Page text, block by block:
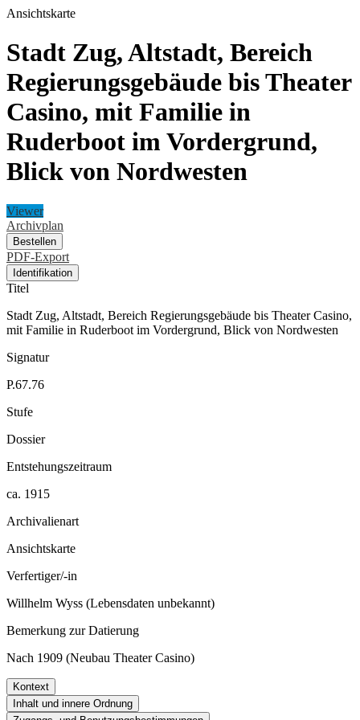
Ansichtskarte
Stadt Zug, Altstadt, Bereich
Regierungsgebäude bis Theater
Casino, mit Familie in
Ruderboot im Vordergrund,
Blick von Nordwesten
Viewer
Archivplan
Bestellen
PDF-Export
Identifikation
Titel
Stadt Zug, Altstadt, Bereich Regierungsgebäude bis Theater Casino,
mit Familie in Ruderboot im Vordergrund, Blick von Nordwesten
Signatur
P.67.76
Stufe
Dossier
Entstehungszeitraum
ca. 1915
Archivalienart
Ansichtskarte
Verfertiger/-in
Willhelm Wyss (Lebensdaten unbekannt)
Bemerkung zur Datierung
Nach 1909 (Neubau Theater Casino)
Kontext
Inhalt und innere Ordnung